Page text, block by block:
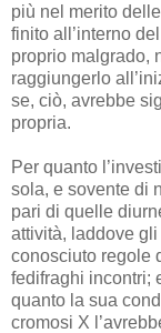
più nel merito
finito all’interno
proprio malgrado,
raggiungerlo
se, ciò, avrebbe
propria.
Per quanto
sola, e sovente di
pari di quelle
attività, laddove
conosciuto regole
fedifraghi incontri;
quanto la sua
cromosi X